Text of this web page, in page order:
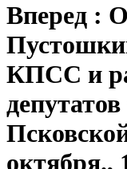
Вперед :
КПСС и
октября.,